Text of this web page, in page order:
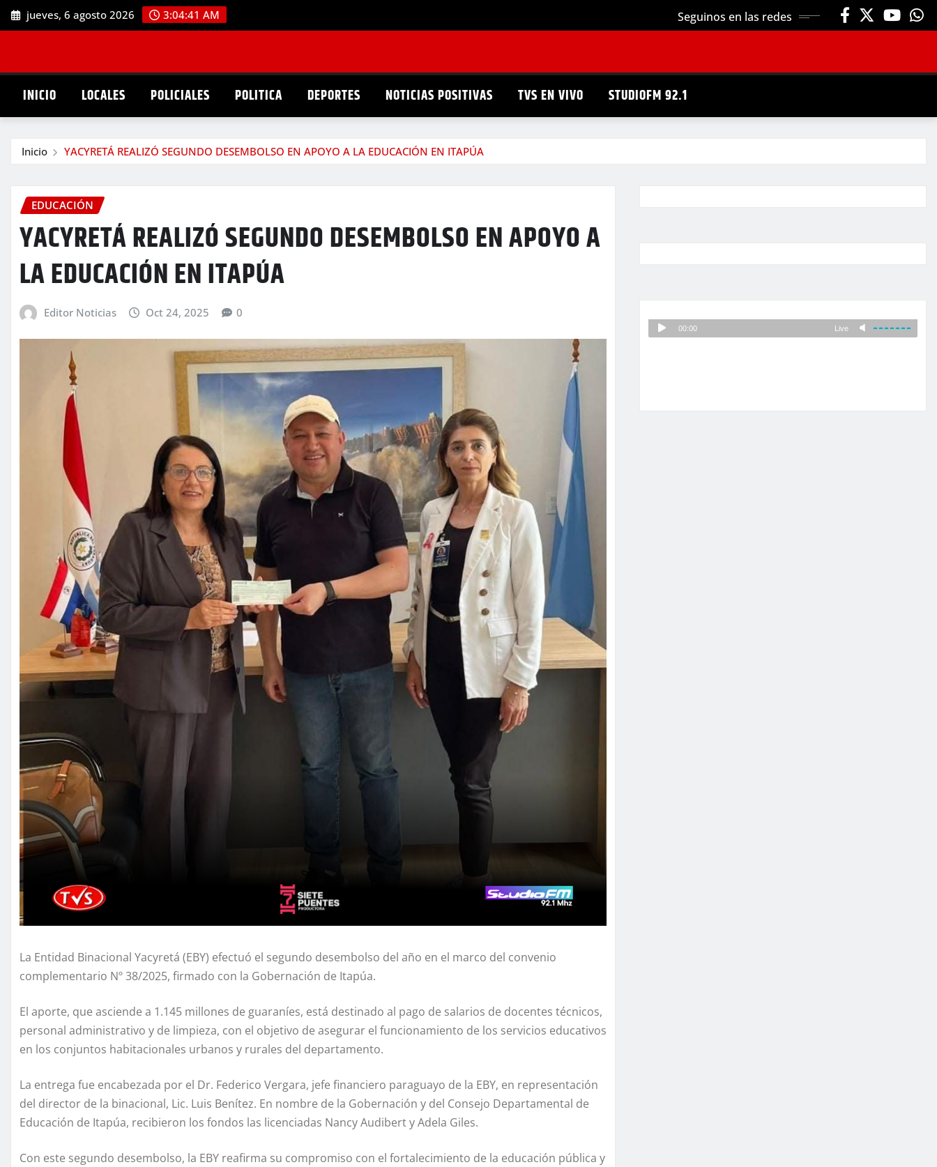
Saltar
al
jueves, 6 agosto 2026 3:04:43 AM Seguinos en las redes
INICIO LOCALES POLICIALES POLITICA DEPORTES NOTICIAS POSITIVAS TVS EN VIVO STUDIOFM 92.1
Inicio YACYRETÁ REALIZÓ SEGUNDO DESEMBOLSO EN APOYO A LA EDUCACIÓN EN ITAPÚA
EDUCACIÓN
YACYRETÁ REALIZÓ SEGUNDO DESEMBOLSO EN APOYO A
LA EDUCACIÓN EN ITAPÚA
Editor Noticias Oct 24, 2025 0
La Entidad Binacional Yacyretá (EBY) efectuó el segundo desembolso del año en el marco del convenio
complementario Nº 38/2025, firmado con la Gobernación de Itapúa.
El aporte, que asciende a 1.145 millones de guaraníes, está destinado al pago de salarios de docentes técnicos,
personal administrativo y de limpieza, con el objetivo de asegurar el funcionamiento de los servicios educativos
en los conjuntos habitacionales urbanos y rurales del departamento.
La entrega fue encabezada por el Dr. Federico Vergara, jefe financiero paraguayo de la EBY, en representación
del director de la binacional, Lic. Luis Benítez. En nombre de la Gobernación y del Consejo Departamental de
Educación de Itapúa, recibieron los fondos las licenciadas Nancy Audibert y Adela Giles.
Con este segundo desembolso, la EBY reafirma su compromiso con el fortalecimiento de la educación pública y